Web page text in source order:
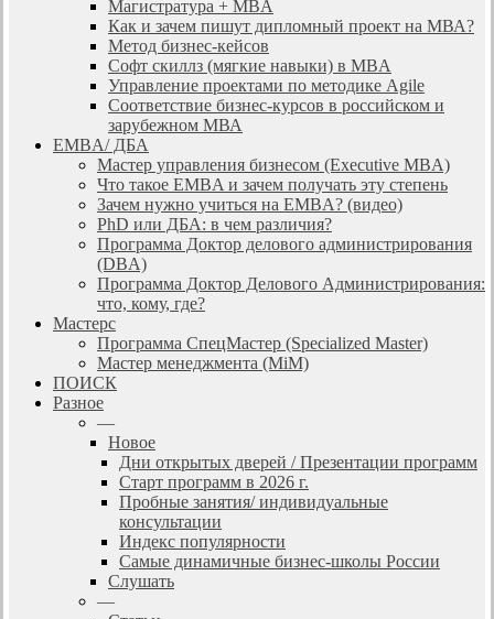
Магистратура + MBA
Как и зачем пишут дипломный проект на МВА?
Метод бизнес-кейсов
Софт скиллз (мягкие навыки) в MBA
Управление проектами по методике Agile
Соответствие бизнес-курсов в российском и
зарубежном МВА
EMBA/ ДБA
Мастер управления бизнесом (Executive MBA)
Что такое EMBA и зачем получать эту степень
Зачем нужно учиться на EMBA? (видео)
PhD или ДБА: в чем различия?
Программа Доктор делового администрирования
(DBА)
Программа Доктор Делового Администрирования:
что, кому, где?
Мастерс
Программа СпецМастер (Specialized Master)
Мастер менеджмента (MiM)
ПОИСК
Разное
—
Новое
Дни открытых дверей / Презентации программ
Старт программ в 2026 г.
Пробные занятия/ индивидуальные
консультации
Индекс популярности
Самые динамичные бизнес-школы России
Слушать
—